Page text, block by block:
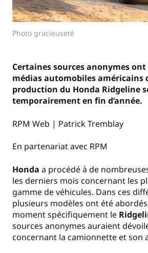
Photo gracieuseté
Certaines sources anonymes
médias automobiles américains
production du Honda Ridgeline
temporairement en fin d’année.
RPM Web | Patrick Tremblay
En partenariat avec RPM
Honda a procédé à de
les derniers mois concernant les
gamme de véhicules. Dans ces
plusieurs modèles ont été
moment spécifiquement le
sources anonymes auraient
concernant la camionnette et son